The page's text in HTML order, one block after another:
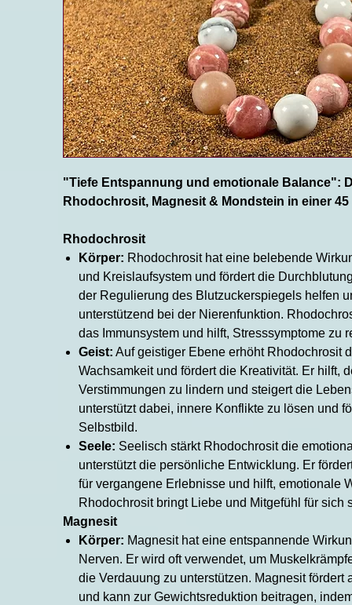
"Tiefe Entspannung und emotionale Balance":
Rhodochrosit, Magnesit & Mondstein in einer
Rhodochrosit
Körper: Rhodochrosit hat eine belebende
und Kreislaufsystem und fördert die
der Regulierung des Blutzuckerspiegels helfen
unterstützend bei der Nierenfunktion.
das Immunsystem und hilft, Stresssymptome zu
Geist: Auf geistiger Ebene erhöht Rhodochrosit
Wachsamkeit und fördert die Kreativität. Er hilft,
Verstimmungen zu lindern und steigert die
unterstützt dabei, innere Konflikte zu lösen und
Selbstbild.
Seele: Seelisch stärkt Rhodochrosit die
unterstützt die persönliche Entwicklung. Er
für vergangene Erlebnisse und hilft, emotionale
Rhodochrosit bringt Liebe und Mitgefühl für sich
Magnesit
Körper: Magnesit hat eine entspannende
Nerven. Er wird oft verwendet, um
die Verdauung zu unterstützen. Magnesit fördert
und kann zur Gewichtsreduktion beitragen,